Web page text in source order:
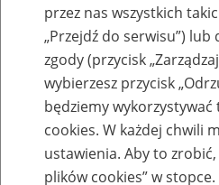
Pobieranie
Turcji a prawo i
przez nas wszystkich
„Przejdź do serwisu”)
zgody (przycisk
wybierzesz przycisk
będziemy
cookies. W każdej chwili
ustawienia. Aby to
plików cookies” w stopce.